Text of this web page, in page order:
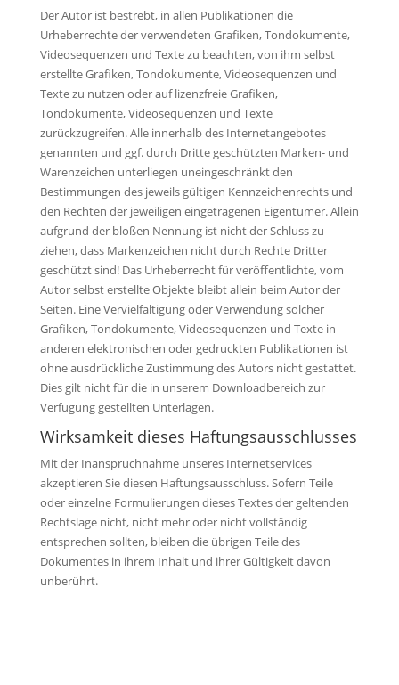
Der Autor ist bestrebt, in allen Publikationen die
Urheberrechte der verwendeten Grafiken, Tondokumente,
Videosequenzen und Texte zu beachten, von ihm selbst
erstellte Grafiken, Tondokumente, Videosequenzen und
Texte zu nutzen oder auf lizenzfreie Grafiken,
Tondokumente, Videosequenzen und Texte
zurückzugreifen. Alle innerhalb des Internetangebotes
genannten und ggf. durch Dritte geschützten Marken- und
Warenzeichen unterliegen uneingeschränkt den
Bestimmungen des jeweils gültigen Kennzeichenrechts und
den Rechten der jeweiligen eingetragenen Eigentümer. Allein
aufgrund der bloßen Nennung ist nicht der Schluss zu
ziehen, dass Markenzeichen nicht durch Rechte Dritter
geschützt sind! Das Urheberrecht für veröffentlichte, vom
Autor selbst erstellte Objekte bleibt allein beim Autor der
Seiten. Eine Vervielfältigung oder Verwendung solcher
Grafiken, Tondokumente, Videosequenzen und Texte in
anderen elektronischen oder gedruckten Publikationen ist
ohne ausdrückliche Zustimmung des Autors nicht gestattet.
Dies gilt nicht für die in unserem Downloadbereich zur
Verfügung gestellten Unterlagen.
Wirksamkeit dieses Haftungsausschlusses
Mit der Inanspruchnahme unseres Internetservices
akzeptieren Sie diesen Haftungsausschluss. Sofern Teile
oder einzelne Formulierungen dieses Textes der geltenden
Rechtslage nicht, nicht mehr oder nicht vollständig
entsprechen sollten, bleiben die übrigen Teile des
Dokumentes in ihrem Inhalt und ihrer Gültigkeit davon
unberührt.